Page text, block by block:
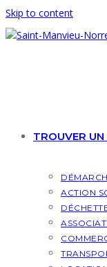
Skip to content
TROUVER UN
ACTION